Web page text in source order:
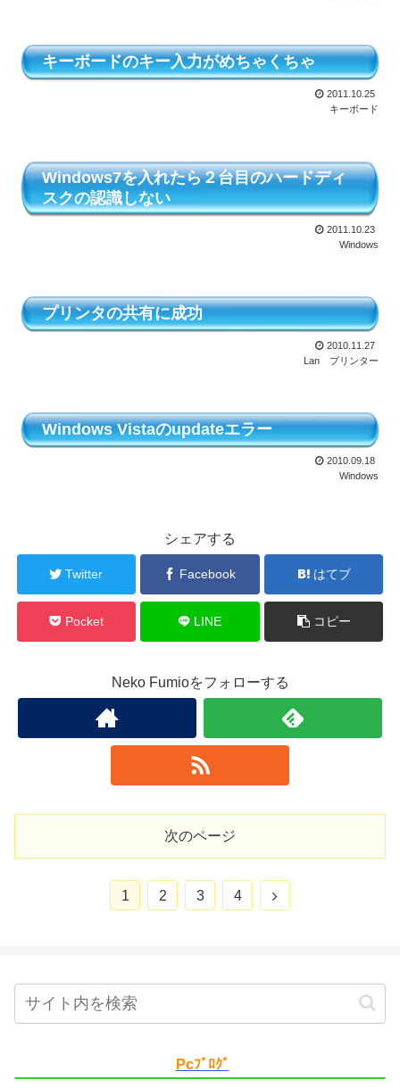
キーボードのキー入力がめちゃくちゃ
2011.10.25
キーボード
Windows7を入れたら２台目のハードディ
スクの認識しない
2011.10.23
Windows
プリンタの共有に成功
2010.11.27
Lan
プリンター
Windows Vistaのupdateエラー
2010.09.18
Windows
シェアする
Twitter Facebook はてブ
Pocket LINE コピー
Neko Fumioをフォローする
次のページ
1 2 3 4
Pcﾌﾞﾛｸﾞ